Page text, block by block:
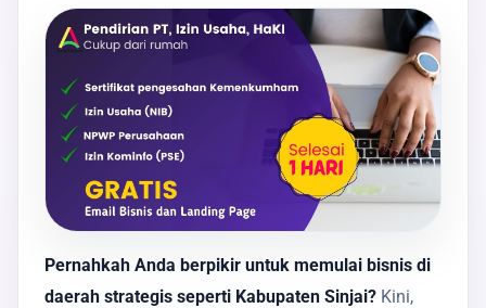
Pernahkah Anda berpikir untuk memulai bisnis di
daerah strategis seperti Kabupaten Sinjai? Kini,